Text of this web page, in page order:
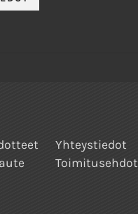
Yhteystiedot
Toimitusehdot